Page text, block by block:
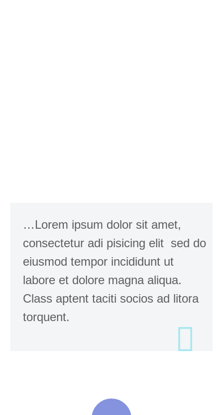
…Lorem ipsum dolor sit amet,
consectetur adi pisicing elit sed do
eiusmod tempor incididunt ut
labore et dolore magna aliqua.
Class aptent taciti socios ad litora
torquent.